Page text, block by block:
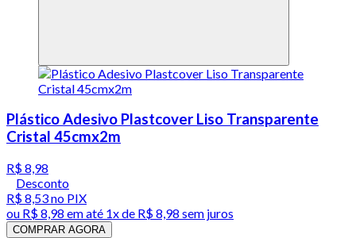
Plástico Adesivo Plastcover Liso Transparente
Cristal 45cmx2m
R$ 8,98
Desconto
R$ 8,53no PIX
ou R$ 8,98 em até 1x de R$ 8,98 sem juros
COMPRAR AGORA